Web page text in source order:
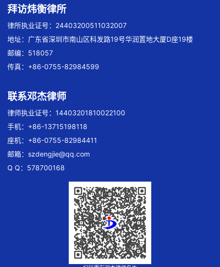
拜访炜衡律所
律所执业证号：24403200511032007
地址：广东省深圳市南山区科发路19号华润置地大厦D座19楼
邮编：518057
传真：+86-0755-82984599
联系邓杰律师
律师执业证号：14403201810022100
手机：+86-13715198118
座机：+86-0755-82984411
邮箱： szdengjie@qq.com
Q Q：578700168